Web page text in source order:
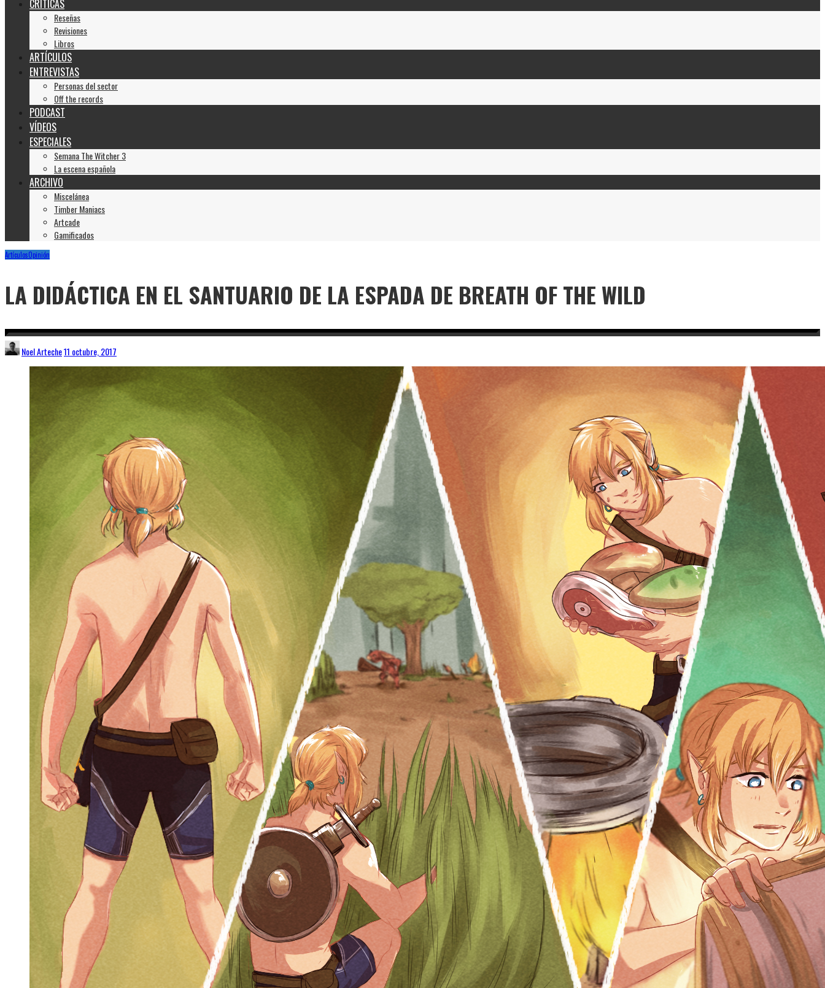
CRÍTICAS
Reseñas
Revisiones
Libros
ARTÍCULOS
ENTREVISTAS
Personas del sector
Off the records
PODCAST
VÍDEOS
ESPECIALES
Semana The Witcher 3
La escena española
ARCHIVO
Miscelánea
Timber Maniacs
Artcade
Gamificados
ArtículosOpinión
LA DIDÁCTICA EN EL SANTUARIO DE LA ESPADA DE BREATH OF THE WILD
Noel Arteche11 octubre, 2017